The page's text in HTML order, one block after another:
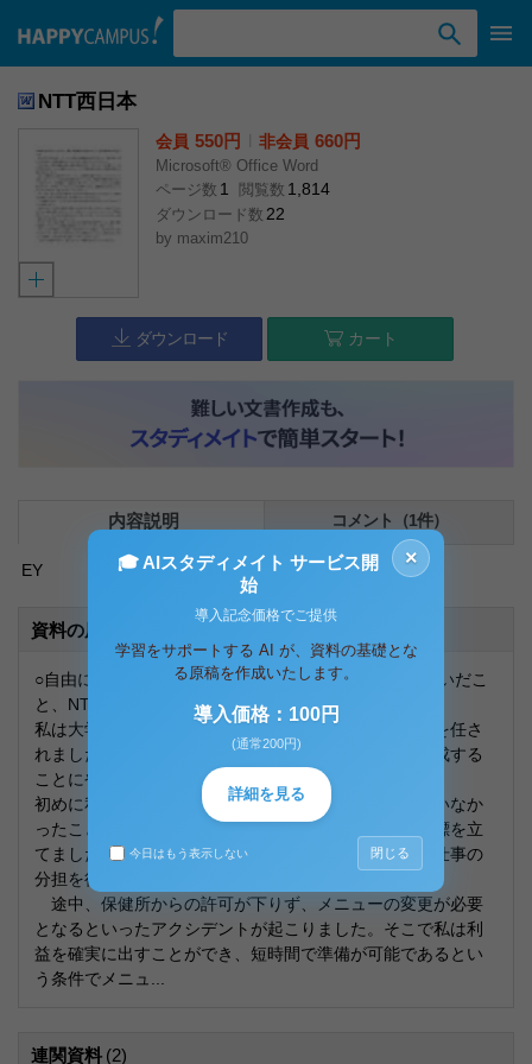
NTT西日本
会員 550円 非会員 660円
Microsoft® Office Word
ページ数 1 閲覧数 1,814
ダウンロード数 22
by maxim210
ダウンロード カート
内容説明 コメント（1件）
EY
資料の原本内容
○自由に自己PRしてください。(例：学生時代に力を注いだこ
と、NTT西日本でやりたいこと)
私は大学２年生の時に、サークルで学祭の企画責任者を任さ
れました。学祭を通じて私は、皆で協力して目標を達成する
ことにやりがいを感じるようになりました。
初めに私は、学祭の規模と過去２年間で黒字を出せていなか
ったことを考慮して「１万円の黒字を出す」という目標を立
てました。そして周囲の協力を求め、計画表の配布と仕事の
分担を行いました。
途中、保健所からの許可が下りず、メニューの変更が必要
となるといったアクシデントが起こりました。そこで私は利
益を確実に出すことができ、短時間で準備が可能であるとい
う条件でメニュ...
連関資料 (2)
×
🎓 AIスタディメイト サービス開
始
導入記念価格でご提供
学習をサポートする AI が、資料の基礎とな
る原稿を作成いたします。
導入価格：100円
(通常200円)
詳細を見る
今日はもう表示しない 閉じる